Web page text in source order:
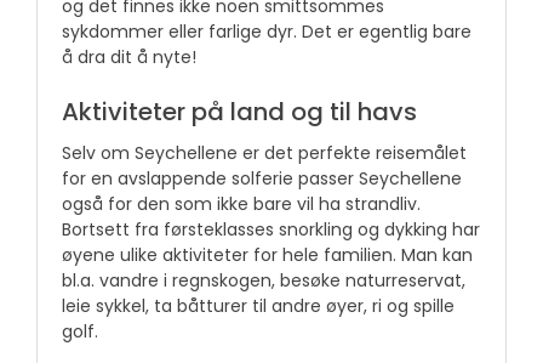
og det finnes ikke noen smittsommes
sykdommer eller farlige dyr. Det er egentlig bare
å dra dit å nyte!
Aktiviteter på land og til havs
Selv om Seychellene er det perfekte reisemålet
for en avslappende solferie passer Seychellene
også for den som ikke bare vil ha strandliv.
Bortsett fra førsteklasses snorkling og dykking har
øyene ulike aktiviteter for hele familien. Man kan
bl.a. vandre i regnskogen, besøke naturreservat,
leie sykkel, ta båtturer til andre øyer, ri og spille
golf.